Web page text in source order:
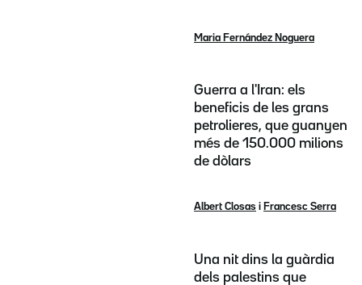
Maria Fernández Noguera
Guerra a l'Iran: els
beneficis de les grans
petrolieres, que guanyen
més de 150.000 milions
de dòlars
Albert Closas i Francesc Serra
Una nit dins la guàrdia
dels palestins que